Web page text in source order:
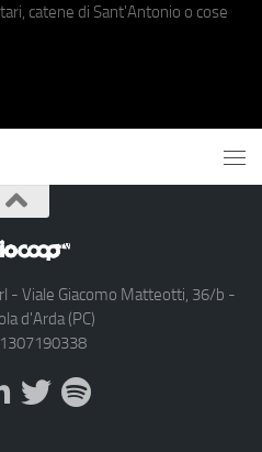
catene di Sant'Antonio o cose
- Viale Giacomo Matteotti, 36/b -
d'Arda (PC)